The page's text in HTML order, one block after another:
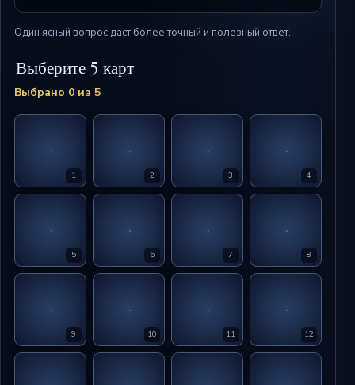
Один ясный вопрос даст более точный и полезный ответ.
Выберите 5 карт
Выбрано 0 из 5
1 2 3 4
5 6 7 8
9 10 11 12